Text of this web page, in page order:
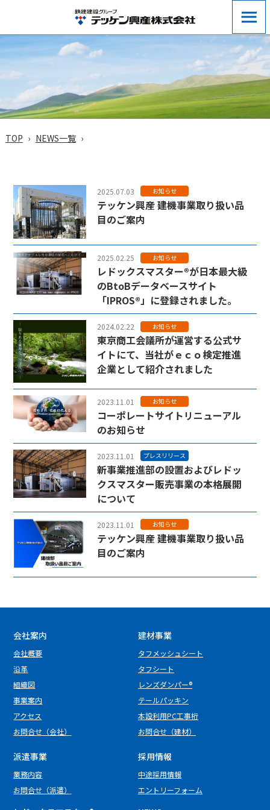
TOP NEWS一覧
2025.07.03 お知らせ
テッケン興産 建機事業取り扱い品
目のご案内
2025.02.25 お知らせ
レドックスマスター®が日本最大級
のBtoBデータベースサイト
「IPROS®」に登録されました。
2024.02.22 お知らせ
東京商工会議所が運営する公式サ
イトにて、当社がｅｃｏ検定推進
企業として紹介されました
2023.11.01 お知らせ
コーポレートサイトリニューアル
のお知らせ
2023.11.01 プレスリリース
新事業推進部の設置およびレドッ
クスマスター販売事業の本格展開
について
2023.11.01 お知らせ
テッケン興産 建機事業取り扱い品
目のご案内
会社案内
会社概要
沿革
組織図
事業案内
アクセス
お問合せ（会社）
建材事業
タフメッシュシート
タフシート
レンズダンパー®
テールパッキン
本設利用PC工事桁
お問合せ（建材）
派遣事業
業務内容
お問合せ（派遣）
採用情報
中途採用情報
エントリーフォーム